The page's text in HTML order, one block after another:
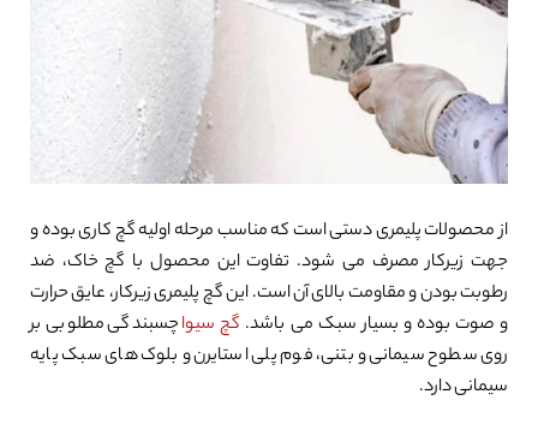
از محصولات پلیمری دستی است که مناسب مرحله اولیه گچ کاری بوده و
جهت زیرکار مصرف می شود. تفاوت این محصول با گچ خاک، ضد
رطوبت بودن و مقاومت بالای آن است. این گچ پلیمری زیرکار، عایق حرارت
و صوت بوده و بسیار سبک می باشد. گچ سیواچسبندگی مطلوبی بر
روی سطوح سیمانی و بتنی، فوم پلی استایرن و بلوک های سبک پایه
سیمانی دارد.